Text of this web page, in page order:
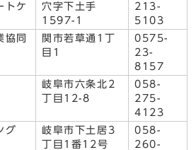
トケ
穴字下土手
1597-1
213-
5103
協同
関市若草通1丁
目1
0575-
23-
8157
岐阜市六条北2
丁目12-8
058-
275-
4123
グ
岐阜市下土居3
丁目1番12号
058-
260-